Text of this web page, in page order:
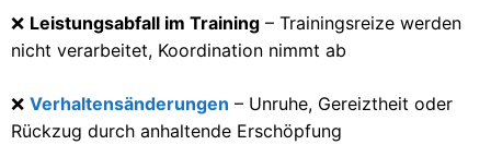
❌ Leistungsabfall im Training – Trainingsreize werden
nicht verarbeitet, Koordination nimmt ab
❌ Verhaltensänderungen – Unruhe, Gereiztheit oder
Rückzug durch anhaltende Erschöpfung